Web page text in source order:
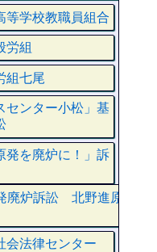
学校教職員組合
労組
組七尾
ンター小松」基
を廃炉に！」訴
廃炉訴訟 北野進原
法律センター